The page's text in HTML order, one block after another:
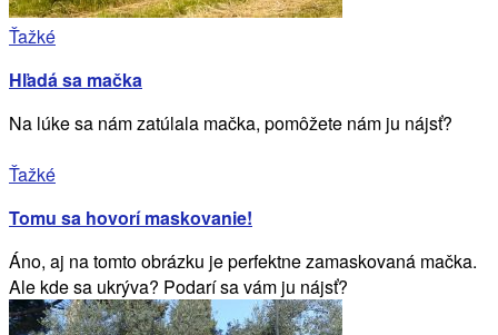
Ťažké
Hľadá sa mačka
Na lúke sa nám zatúlala mačka, pomôžete nám ju nájsť?
Ťažké
Tomu sa hovorí maskovanie!
Áno, aj na tomto obrázku je perfektne zamaskovaná mačka.
Ale kde sa ukrýva? Podarí sa vám ju nájsť?